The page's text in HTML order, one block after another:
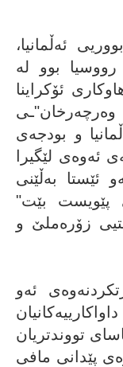
ئەڵمانیا،
بوو لە
ئۆکراینا
وەرچەرخان"ـی
و بودجەی
ئەوەی لێگیرا
ئێستا بەڵێنی
پێویست بێت"
زۆرەملێ و
ئەو
تووندتریان
پێدانی مافی